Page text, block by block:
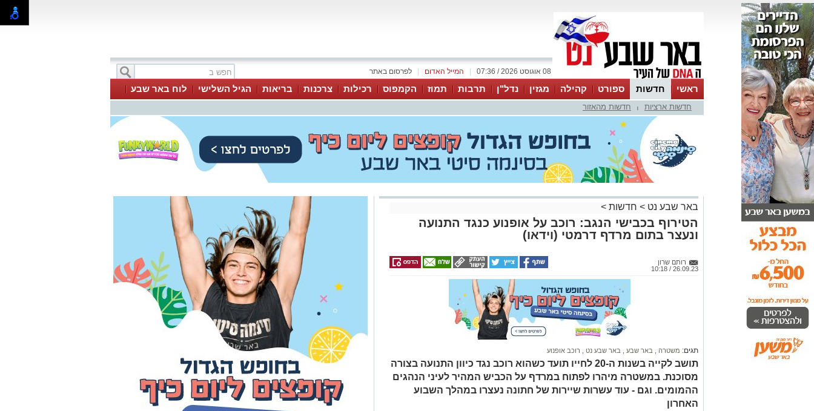
לפרסום באתר המייל האדום 08 אוגוסט 2026 / 07:36
ראשי חדשות ספורט קהילה מגזין נדל"ן תרבות תמוז הקמפוס רכילות צרכנות בריאות הגיל השלישי
לוח באר שבע
עסקים
טיפים והמלצותחדשות ארציות חדשות מהאזור
באר שבע נט > חדשות >
הטירוף בכבישי הנגב: רוכב על אופנוע כנגד התנועה
ונעצר בתום מרדף דרמטי (וידאו)
רותם שרון
26.09.23 / 10:18
תגים: משטרה באר שבע באר שבע נט רוכב אופנוע
תושב לקייה בשנות ה-20 לחייו תועד כשהוא רוכב נגד כיוון התנועה בצורה
מסוכנת. במשטרה מיהרו לפתוח במרדף על הכביש המהיר לעיני הנהגים
ההמומים. וגם - עוד עשרות שיירות של חתונה נעצרו במהלך השבוע
האחרון